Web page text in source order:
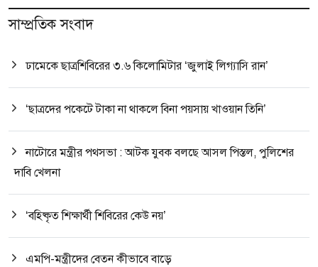
সাম্প্রতিক সংবাদ
ঢামেকে ছাত্রশিবিরের ৩.৬ কিলোমিটার ‘জুলাই লিগ্যাসি রান’
‘ছাত্রদের পকেটে টাকা না থাকলে বিনা পয়সায় খাওয়ান তিনি’
নাটোরে মন্ত্রীর পথসভা : আটক যুবক বলছে আসল পিস্তল, পুলিশের
দাবি খেলনা
‘বহিষ্কৃত শিক্ষার্থী শিবিরের কেউ নয়’
এমপি-মন্ত্রীদের বেতন কীভাবে বাড়ে